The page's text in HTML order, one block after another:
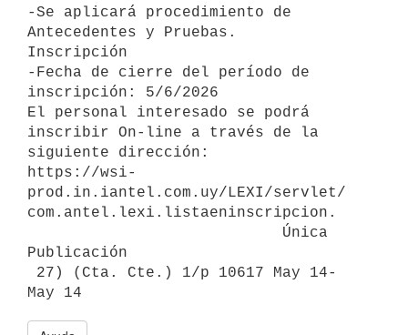
-Se aplicará procedimiento de
Antecedentes y Pruebas.
Inscripción
-Fecha de cierre del período de
inscripción: 5/6/2026
El personal interesado se podrá
inscribir On-line a través de la
siguiente dirección:
https://wsi-
prod.in.iantel.com.uy/LEXI/servlet/
com.antel.lexi.listaeninscripcion.
Publicación